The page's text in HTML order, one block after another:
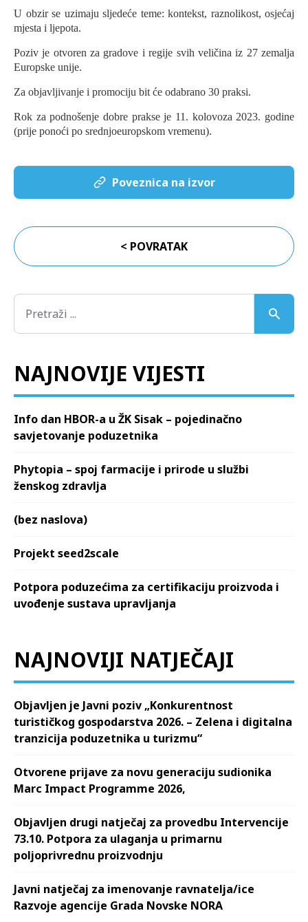
U obzir se uzimaju sljedeće teme: kontekst, raznolikost, osjećaj
mjesta i ljepota.
Poziv je otvoren za gradove i regije svih veličina iz 27 zemalja
Europske unije.
Za objavljivanje i promociju bit će odabrano 30 praksi.
Rok za podnošenje dobre prakse je 11. kolovoza 2023. godine
(prije ponoći po srednjoeuropskom vremenu).
Poveznica na izvor
< POVRATAK
NAJNOVIJE VIJESTI
Info dan HBOR-a u ŽK Sisak – pojedinačno
savjetovanje poduzetnika
Phytopia – spoj farmacije i prirode u službi
ženskog zdravlja
(bez naslova)
Projekt seed2scale
Potpora poduzećima za certifikaciju proizvoda i
uvođenje sustava upravljanja
NAJNOVIJI NATJEČAJI
Objavljen je Javni poziv „Konkurentnost
turističkog gospodarstva 2026. – Zelena i digitalna
tranzicija poduzetnika u turizmu“
Otvorene prijave za novu generaciju sudionika
Marc Impact Programme 2026,
Objavljen drugi natječaj za provedbu Intervencije
73.10. Potpora za ulaganja u primarnu
poljoprivrednu proizvodnju
Javni natječaj za imenovanje ravnatelja/ice
Razvoje agencije Grada Novske NORA